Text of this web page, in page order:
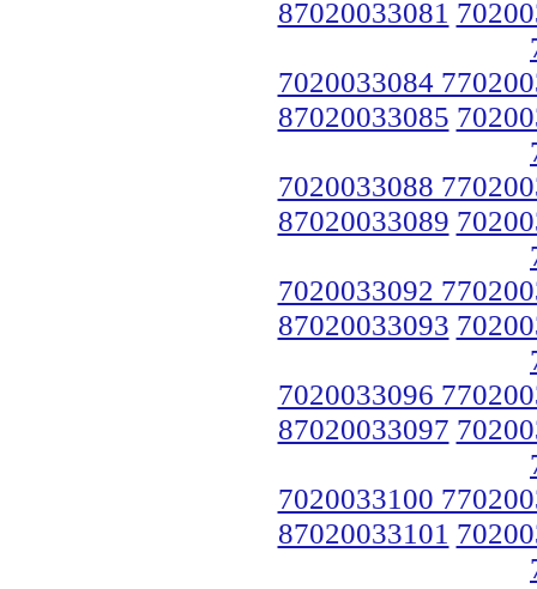
87020033081
7020033084
87020033085
7020033088
87020033089
7020033092
87020033093
7020033096
87020033097
7020033100
87020033101